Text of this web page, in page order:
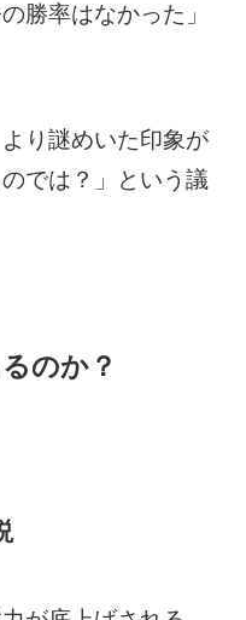
勝率はなかった」
り謎めいた印象が
では？」という議
のか？